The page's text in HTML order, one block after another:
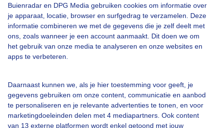
Buienradar en DPG Media gebruiken cookies om informatie over
je apparaat, locatie, browser en surfgedrag te verzamelen. Deze
informatie combineren we met de gegevens die je zelf deelt met
ons, zoals wanneer je een account aanmaakt. Dit doen we om
het gebruik van onze media te analyseren en onze websites en
apps te verbeteren.
Daarnaast kunnen we, als je hier toestemming voor geeft, je
gegevens gebruiken om onze content, communicatie en aanbod
te personaliseren en je relevante advertenties te tonen, en voor
marketingdoeleinden delen met 4 mediapartners. Ook content
van 13 externe platformen wordt enkel getoond met jouw
Bekijk slideshow